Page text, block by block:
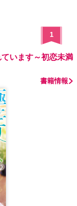
1
います～初恋未満
書籍情報